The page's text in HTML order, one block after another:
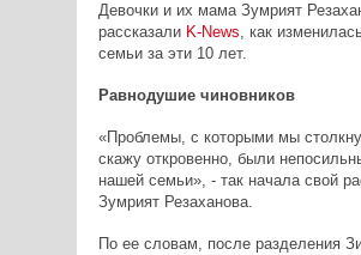
Девочки и их мама Зумрият
рассказали K-News, как
семьи за эти 10 лет.
Равнодушие чиновников
«Проблемы, с которыми мы
скажу откровенно, были
нашей семьи», - так начала свой
Зумрият Резаханова.
По ее словам, после разделения